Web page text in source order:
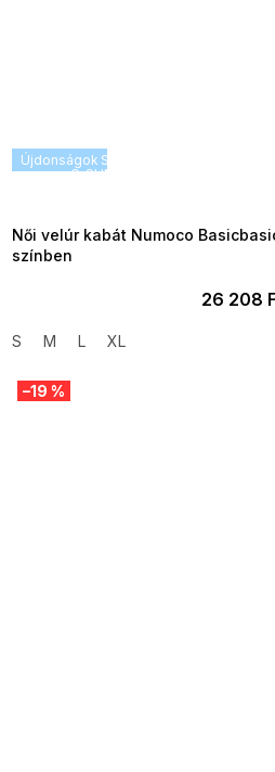
Újdonságok SUMMER SALE -35% ?
G_SUMMER35:35:HUF:P:f!2026-
Női velúr kabát Numoco
színben
26 208
S M L XL
–19 %